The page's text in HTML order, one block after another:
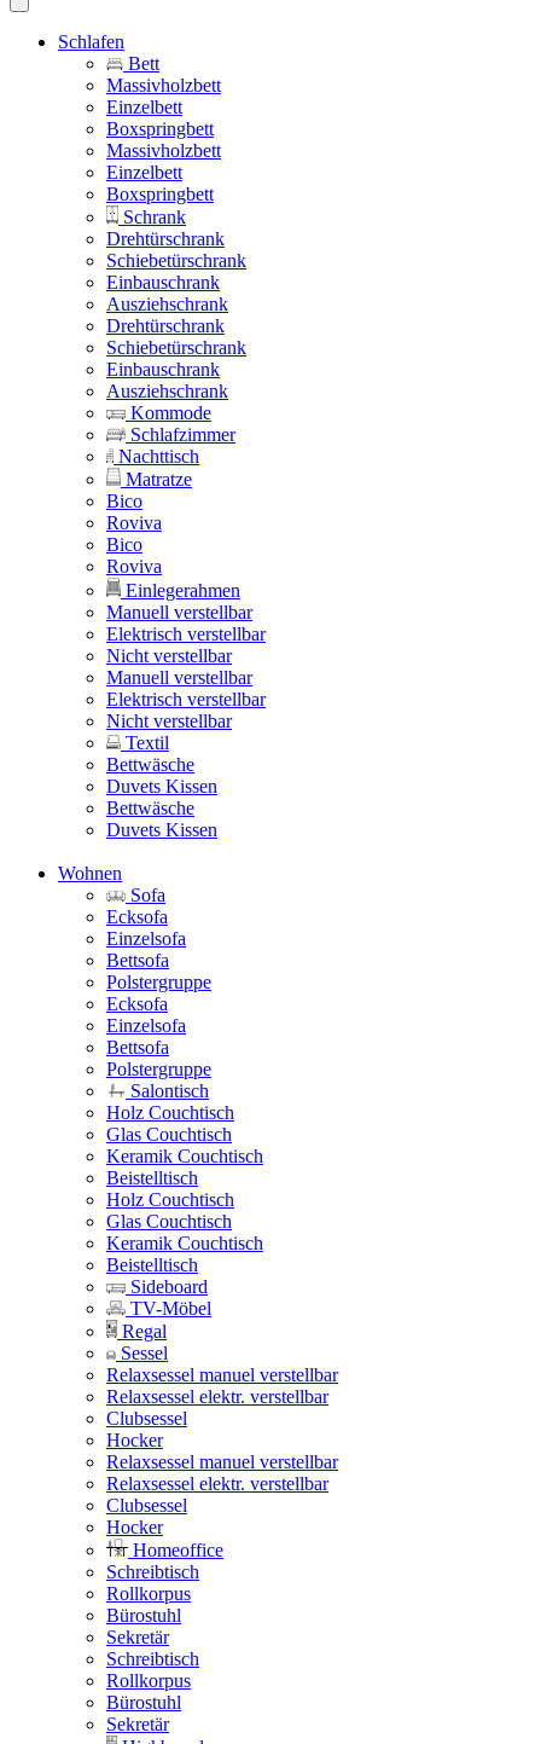
Schlafen
Bett
Massivholzbett
Einzelbett
Boxspringbett
Massivholzbett
Einzelbett
Boxspringbett
Schrank
Drehtürschrank
Schiebetürschrank
Einbauschrank
Ausziehschrank
Drehtürschrank
Schiebetürschrank
Einbauschrank
Ausziehschrank
Kommode
Schlafzimmer
Nachttisch
Matratze
Bico
Roviva
Bico
Roviva
Einlegerahmen
Manuell verstellbar
Elektrisch verstellbar
Nicht verstellbar
Manuell verstellbar
Elektrisch verstellbar
Nicht verstellbar
Textil
Bettwäsche
Duvets Kissen
Bettwäsche
Duvets Kissen
Wohnen
Sofa
Ecksofa
Einzelsofa
Bettsofa
Polstergruppe
Ecksofa
Einzelsofa
Bettsofa
Polstergruppe
Salontisch
Holz Couchtisch
Glas Couchtisch
Keramik Couchtisch
Beistelltisch
Holz Couchtisch
Glas Couchtisch
Keramik Couchtisch
Beistelltisch
Sideboard
TV-Möbel
Regal
Sessel
Relaxsessel manuel verstellbar
Relaxsessel elektr. verstellbar
Clubsessel
Hocker
Relaxsessel manuel verstellbar
Relaxsessel elektr. verstellbar
Clubsessel
Hocker
Homeoffice
Schreibtisch
Rollkorpus
Bürostuhl
Sekretär
Schreibtisch
Rollkorpus
Bürostuhl
Sekretär